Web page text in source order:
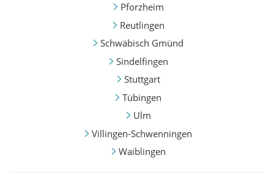
Pforzheim
Reutlingen
Schwäbisch Gmünd
Sindelfingen
Stuttgart
Tübingen
Ulm
Villingen-Schwenningen
Waiblingen